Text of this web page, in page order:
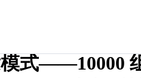
式——10000